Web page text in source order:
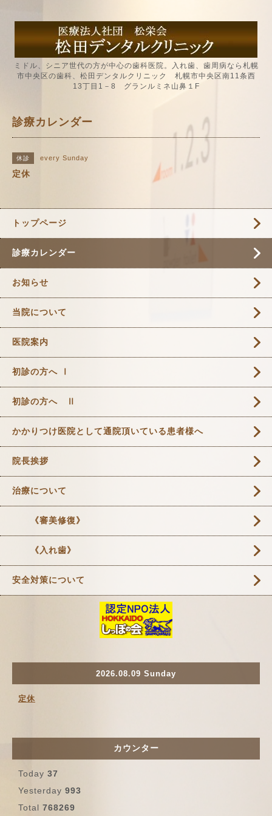
ミドル、シニア世代の方が中心の歯科医院。入れ歯、歯周病なら札幌
市中央区の歯科、松田デンタルクリニック 札幌市中央区南11条西
13丁目1－8 グランルミネ山鼻１F
診療カレンダー
休診 every Sunday
定休
トップページ
診療カレンダー
お知らせ
当院について
医院案内
初診の方へ Ⅰ
初診の方へ Ⅱ
かかりつけ医院として通院頂いている患者様へ
院長挨拶
治療について
《審美修復》
《入れ歯》
安全対策について
2026.08.09 Sunday
定休
カウンター
Today 37
Yesterday 993
Total 768269